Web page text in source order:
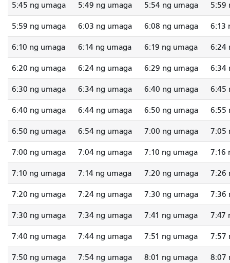
5:45 ng umaga 5:49 ng umaga 5:54 ng umaga 5:59
5:59 ng umaga 6:03 ng umaga 6:08 ng umaga 6:13
6:10 ng umaga 6:14 ng umaga 6:19 ng umaga 6:24
6:20 ng umaga 6:24 ng umaga 6:29 ng umaga 6:34
6:30 ng umaga 6:34 ng umaga 6:40 ng umaga 6:45
6:40 ng umaga 6:44 ng umaga 6:50 ng umaga 6:55
6:50 ng umaga 6:54 ng umaga 7:00 ng umaga 7:05
7:00 ng umaga 7:04 ng umaga 7:10 ng umaga 7:16
7:10 ng umaga 7:14 ng umaga 7:20 ng umaga 7:26
7:20 ng umaga 7:24 ng umaga 7:30 ng umaga 7:36
7:30 ng umaga 7:34 ng umaga 7:41 ng umaga 7:47
7:40 ng umaga 7:44 ng umaga 7:51 ng umaga 7:57
7:50 ng umaga 7:54 ng umaga 8:01 ng umaga 8:07